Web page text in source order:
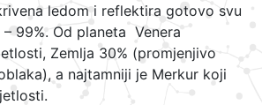
ledom i reflektira gotovo svu
99%. Od planeta Venera
Zemlja 30% (promjenjivo
a najtamniji je Merkur koji